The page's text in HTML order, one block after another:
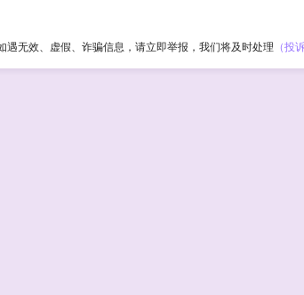
遇无效、虚假、诈骗信息，请立即举报，我们将及时处理 （投